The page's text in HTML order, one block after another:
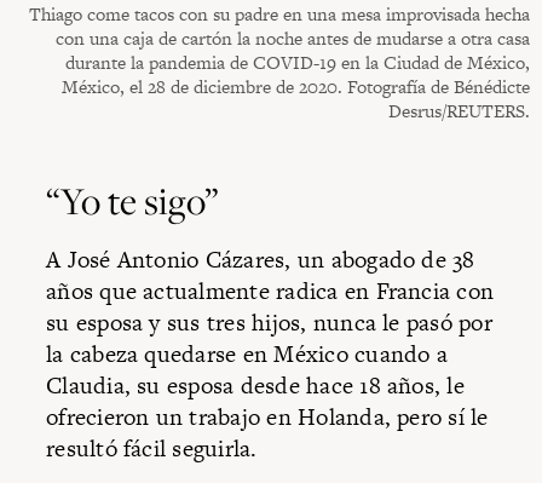
Thiago come tacos con su padre en una mesa improvisada hecha
con una caja de cartón la noche antes de mudarse a otra casa
durante la pandemia de COVID-19 en la Ciudad de México,
México, el 28 de diciembre de 2020. Fotografía de Bénédicte
Desrus/REUTERS.
“Yo te sigo”
A José Antonio Cázares, un abogado de 38
años que actualmente radica en Francia con
su esposa y sus tres hijos, nunca le pasó por
la cabeza quedarse en México cuando a
Claudia, su esposa desde hace 18 años, le
ofrecieron un trabajo en Holanda, pero sí le
resultó fácil seguirla.